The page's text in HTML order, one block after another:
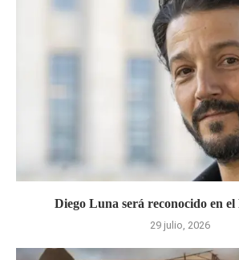
Diego Luna será reconocido en el
29 julio, 2026